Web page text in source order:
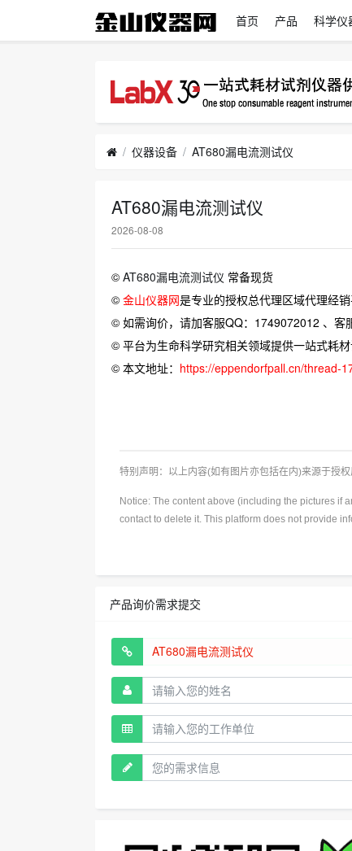
首页 产品 科学仪
仪器设备 AT680漏电流测试仪
AT680漏电流测试仪
2026-08-08
© AT680漏电流测试仪 常备现货
© 金山仪器网是专业的授权总代理区域代理经销
© 如需询价，请加客服QQ：1749072012 、
© 平台为生命科学研究相关领域提供一站式耗
© 本文地址： https://eppendorfpall.cn/thread-
特别声明：以上内容(如有图片亦包括在内)来源于授
Notice: The content above (including the pictures if
contact to delete it. This platform does not provide
产品询价需求提交